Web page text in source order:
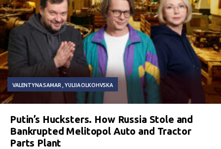
VALENTYNA SAMAR YULIIA OLKOHVSKA
Putin’s Hucksters. How Russia Stole and
Bankrupted Melitopol Auto and Tractor
Parts Plant